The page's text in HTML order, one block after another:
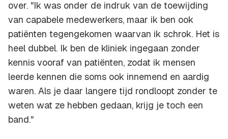
over. "Ik was onder de indruk van de toewijding
van capabele medewerkers, maar ik ben ook
patiënten tegengekomen waarvan ik schrok. Het is
heel dubbel. Ik ben de kliniek ingegaan zonder
kennis vooraf van patiënten, zodat ik mensen
leerde kennen die soms ook innemend en aardig
waren. Als je daar langere tijd rondloopt zonder te
weten wat ze hebben gedaan, krijg je toch een
band."